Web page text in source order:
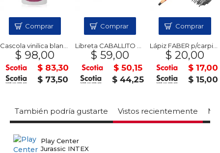
$ 98,00
$ 83,30
$ 73,50
Comprar
$ 59,00
$ 50,15
$ 44,25
Comprar
$ 20,00
$ 17,00
$ 15,00
Comprar
También podría gustarte Vistos recientemente
Play Center
Jurassic INTEX